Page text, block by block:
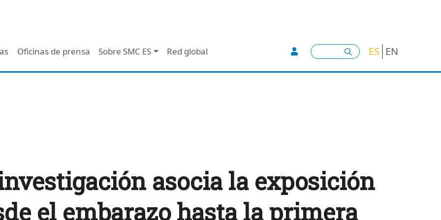
Oficinas de prensa Sobre SMC ES Red global User account menu
Buscar ES EN
asocia la exposición
el embarazo hasta la primera